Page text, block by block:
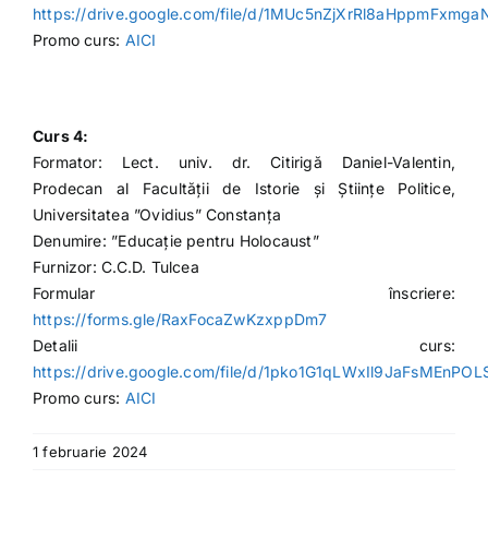
https://drive.google.com/file/d/
Promo curs: AICI
Curs 4:
Formator: Lect. univ. dr. Citirigă Daniel-Valentin,
Prodecan al Facultății de Istorie și Științe Politice,
Universitatea ”Ovidius” Constanța
Denumire: ”Educație pentru Holocaust”
Furnizor: C.C.D. Tulcea
Formular înscriere:
https://forms.gle/RaxFocaZwKzxppDm7
Detalii curs:
https://drive.google.com/file/d/
Promo curs: AICI
1 februarie 2024